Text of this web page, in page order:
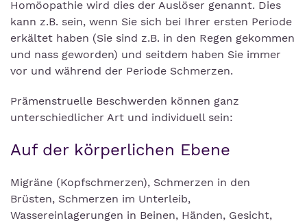
Homöopathie wird dies der Auslöser genannt. Dies
kann z.B. sein, wenn Sie sich bei Ihrer ersten Periode
erkältet haben (Sie sind z.B. in den Regen gekommen
und nass geworden) und seitdem haben Sie immer
vor und während der Periode Schmerzen.
Prämenstruelle Beschwerden können ganz
unterschiedlicher Art und individuell sein:
Auf der körperlichen Ebene
Migräne (Kopfschmerzen), Schmerzen in den
Brüsten, Schmerzen im Unterleib,
Wassereinlagerungen in Beinen, Händen, Gesicht,